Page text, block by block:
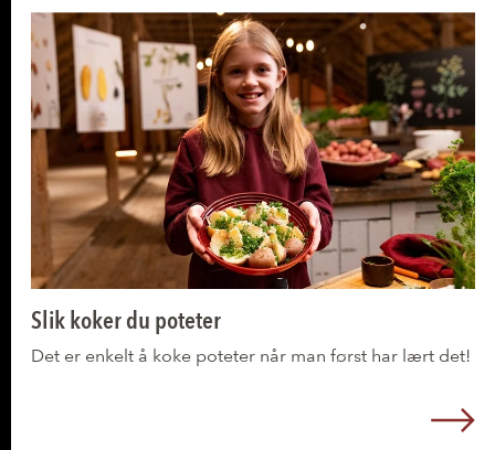
Lær mer om potet!
Slik koker du poteter
Det er enkelt å koke poteter når man først har lært det!